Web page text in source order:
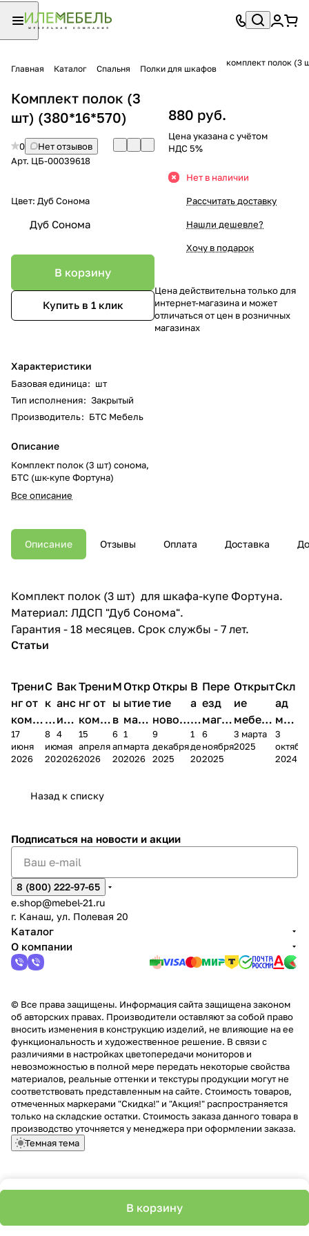
Главная Каталог Спальня Полки для шкафов
комплект полок (3
Комплект полок (3
шт) (380*16*570)
0
Нет отзывов
Арт. ЦБ-00039618
Цвет: Дуб Сонома
Дуб Сонома
В корзину
Купить в 1 клик
Характеристики
Базовая единица: шт
Тип исполнения: Закрытый
Производитель: БТС Мебель
Описание
Комплект полок (3 шт) сонома,
БТС (шк-купе Фортуна)
Все описание
880 руб.
Цена указана с учётом
НДС 5%
Нет в наличии
Рассчитать доставку
Нашли дешевле?
Хочу в подарок
Цена действительна только для
интернет-магазина и может
отличаться от цен в розничных
магазинах
Описание Отзывы Оплата Доставка
Комплект полок (3 шт) для шкафа-купе Фортуна.
Материал: ЛДСП "Дуб Сонома".
Гарантия - 18 месяцев. Срок службы - 7 лет.
Статьи
Трени
нг от
комп
ании
Мело
17
июня
2026
С
к
и
д
к
2
8
июня
2026
Вак
анс
ия в
Чеб
окс
4
мая
2026
Трени
нг от
комп
ании
Мело
15
апреля
2026
М
ы
в
М
А
6
апреля
2026
Откр
ытие
мага
зина
в
1
марта
2026
Откры
тие
новог
о
магаз
9
декабря
2025
В
а
к
а
н
1
декабря
2025
Пере
езд
магаз
ина в
г.
6
ноября
2025
Открыт
ие
мебель
ного
салона
3 марта
2025
Скл
ад
меб
ели
пер
3
2024
Назад к списку
В корзину
Подписаться на новости и акции
8 (800) 222-97-65
e.shop@mebel-21.ru
г. Канаш, ул. Полевая 20
Каталог
О компании
© Все права защищены. Информация сайта защищена законом
об авторских правах. Производители оставляют за собой право
вносить изменения в конструкцию изделий, не влияющие на ее
функциональность и художественное решение. В связи с
различиями в настройках цветопередачи мониторов и
невозможностью в полной мере передать некоторые свойства
материалов, реальные оттенки и текстуры продукции могут не
соответствовать представленным на сайте. Стоимость товаров,
отмеченных маркерами "Скидка!" и "Акция!" распространяется
только на складские остатки. Стоимость заказа данного товара в
производство уточняется у менеджера при оформлении заказа.
Темная тема